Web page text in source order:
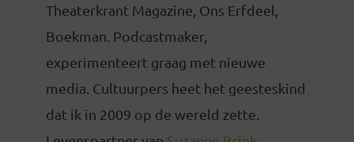
Theaterkrant Magazine, Ons Erfdeel,
Boekman. Podcastmaker,
experimenteert graag met nieuwe
media. Cultuurpers heet het geesteskind
dat ik in 2009 op de wereld zette.